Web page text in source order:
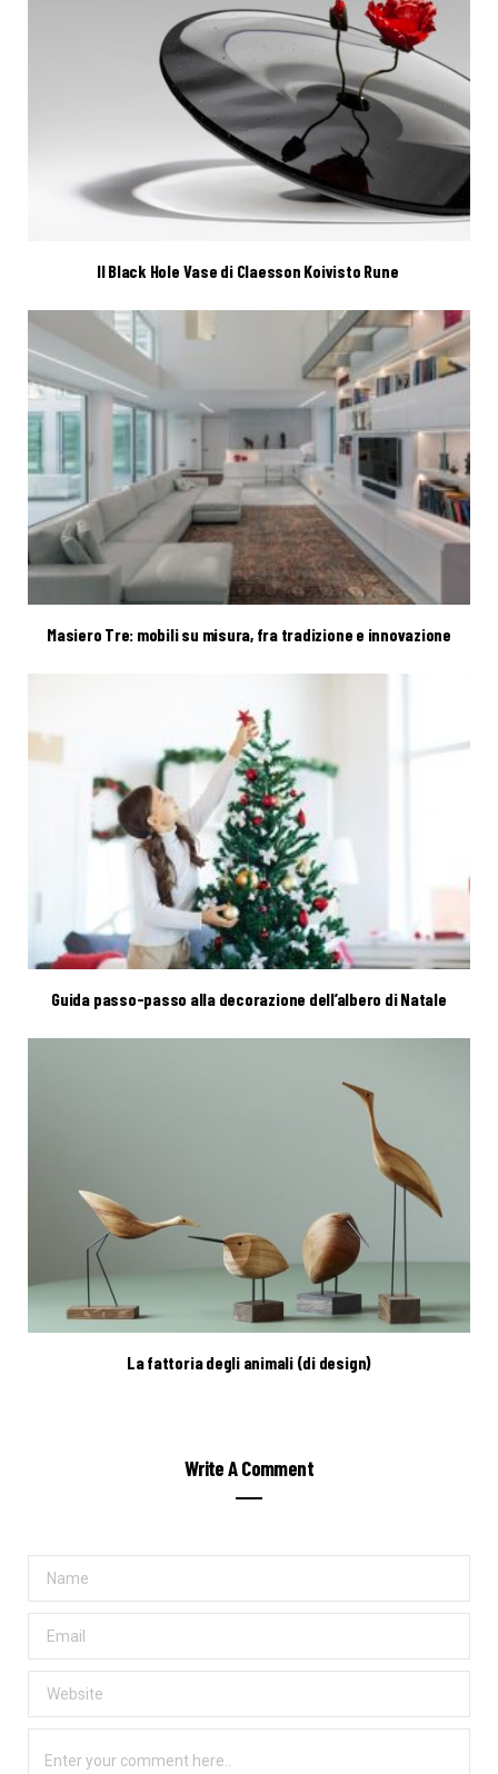
Il Black Hole Vase di Claesson Koivisto Rune
Masiero Tre: mobili su misura, fra tradizione e innovazione
Guida passo-passo alla decorazione dell’albero di Natale
La fattoria degli animali (di design)
Write A Comment